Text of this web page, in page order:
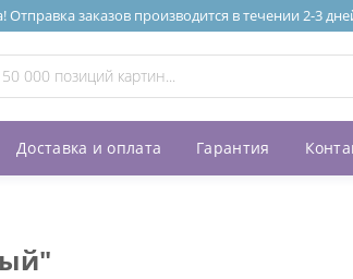
заказов производится в течении 2-3
Доставка и оплата Гарантия